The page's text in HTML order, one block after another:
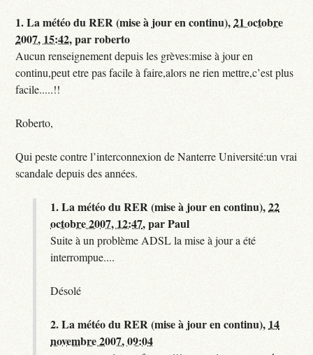
1.La météo du RER (mise à jour en continu),21 octobre
2007, 15:42,parroberto
Aucun renseignement depuis les grèves:mise à jour en
continu,peut etre pas facile à faire,alors ne rien mettre,c’est plus
facile.....!!
Roberto,
Qui peste contre l’interconnexion de Nanterre Université:un vrai
scandale depuis des années.
1.La météo du RER (mise à jour en continu),22
octobre 2007, 12:47,parPaul
Suite à un problème ADSL la mise à jour a été
interrompue....
Désolé
2.La météo du RER (mise à jour en continu), 14
novembre 2007, 09:04